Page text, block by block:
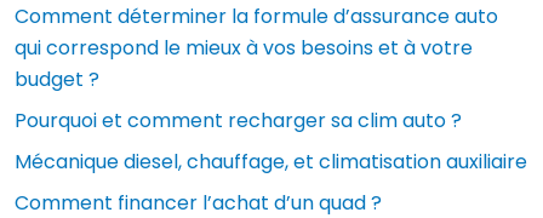
Comment déterminer la formule d’assurance auto
qui correspond le mieux à vos besoins et à votre
budget ?
Pourquoi et comment recharger sa clim auto ?
Mécanique diesel, chauffage, et climatisation auxiliaire
Comment financer l’achat d’un quad ?